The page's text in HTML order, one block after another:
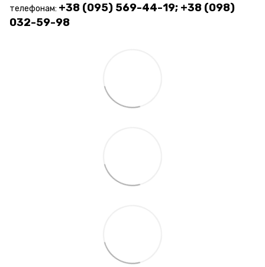
телефонам: +38 (095) 569-44-19; +38 (098)
032-59-98